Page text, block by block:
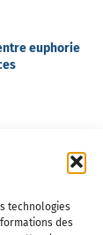
technologies
des
euphorie
Cookies